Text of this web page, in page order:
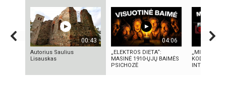
00:43
Autorius Saulius
Lisauskas
04:06
„ELEKTROS DIETA“:
MASINĖ 1910-ŲJŲ BAIMĖS
PSICHOZĖ
„MIRĘS
KODĖL
INTERNETO